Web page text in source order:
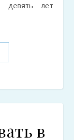
девять лет
в